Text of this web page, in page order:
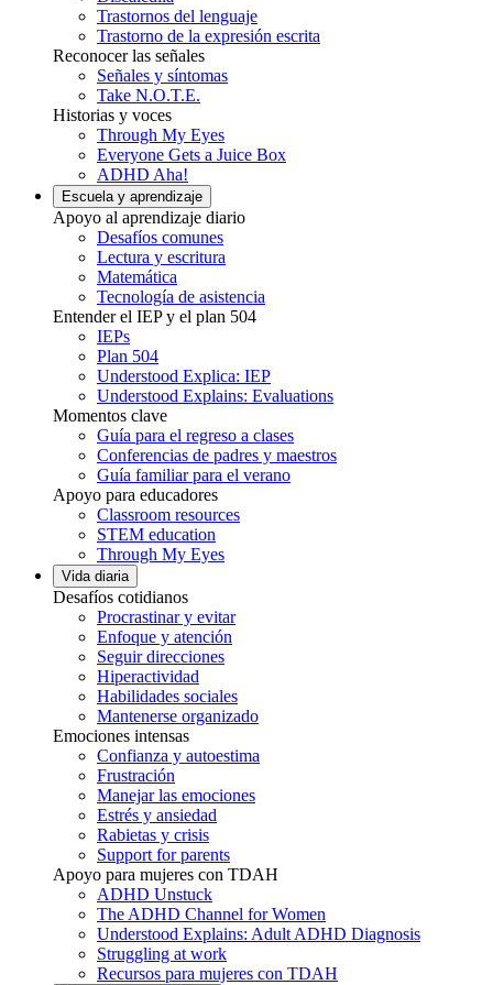
Trastornos del lenguaje
Trastorno de la expresión escrita
Reconocer las señales
Señales y síntomas
Take N.O.T.E.
Historias y voces
Through My Eyes
Everyone Gets a Juice Box
ADHD Aha!
Escuela y aprendizaje
Apoyo al aprendizaje diario
Desafíos comunes
Lectura y escritura
Matemática
Tecnología de asistencia
Entender el IEP y el plan 504
IEPs
Plan 504
Understood Explica: IEP
Understood Explains: Evaluations
Momentos clave
Guía para el regreso a clases
Conferencias de padres y maestros
Guía familiar para el verano
Apoyo para educadores
Classroom resources
STEM education
Through My Eyes
Vida diaria
Desafíos cotidianos
Procrastinar y evitar
Enfoque y atención
Seguir direcciones
Hiperactividad
Habilidades sociales
Mantenerse organizado
Emociones intensas
Confianza y autoestima
Frustración
Manejar las emociones
Estrés y ansiedad
Rabietas y crisis
Support for parents
Apoyo para mujeres con TDAH
ADHD Unstuck
The ADHD Channel for Women
Understood Explains: Adult ADHD Diagnosis
Struggling at work
Recursos para mujeres con TDAH